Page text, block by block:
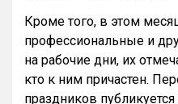
Кроме того, в этом
профессиональные и
на рабочие дни, их
кто к ним причастен.
праздников